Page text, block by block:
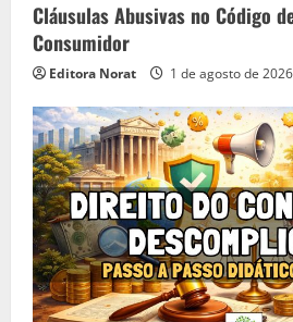
Cláusulas Abusivas no Código
Consumidor
Editora Norat 1 de agosto de 2026